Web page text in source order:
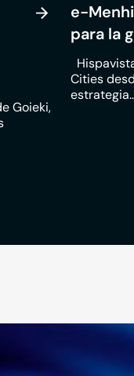
Goieki,
e-
para la
Cities